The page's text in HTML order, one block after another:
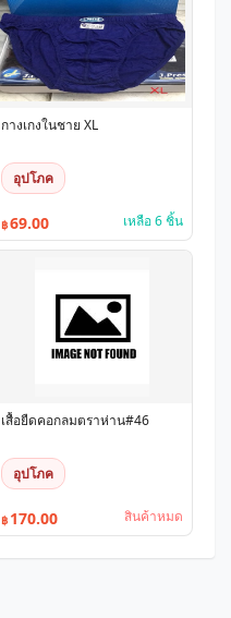
กางเกงในชาย XL
อุปโภค
฿69.00 เหลือ 6 ชิ้น
เสื้อยืดคอกลมตราห่าน#46
อุปโภค
฿ 170.00 สินค้าหมด